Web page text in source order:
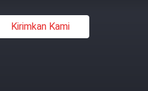
Kirimkan Kami